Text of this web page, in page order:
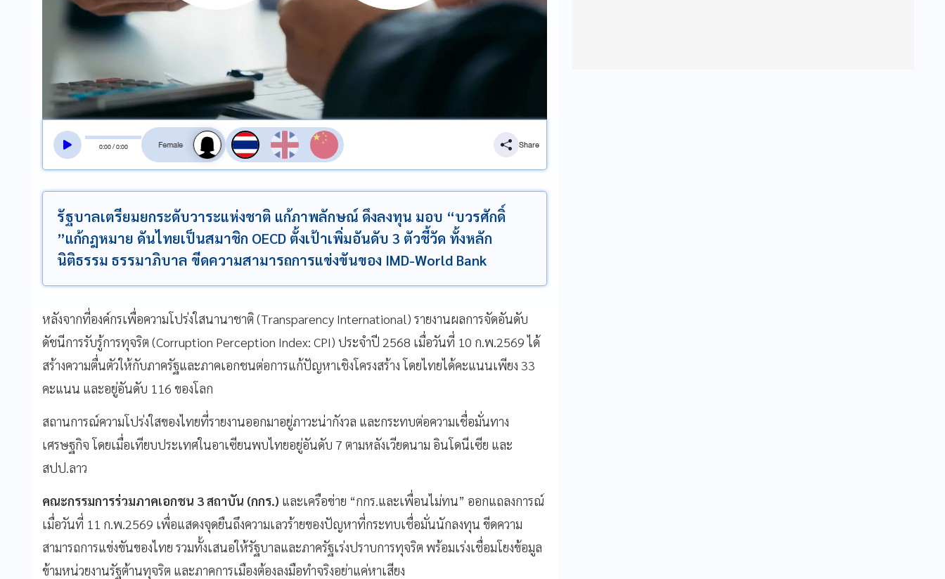
0:00/0:00
สลับเสียงอ่าน
Share
รัฐบาลเตรียมยกระดับวาระแห่งชาติ แก้ภาพลักษณ์ ดึงลงทุน มอบ “บวรศักดิ์
”แก้กฎหมาย ดันไทยเป็นสมาชิก OECD ตั้งเป้าเพิ่มอันดับ 3 ตัวชี้วัด ทั้งหลัก
นิติธรรม ธรรมาภิบาล ขีดความสามารถการแข่งขันของ IMD-World Bank
หลังจากที่องค์กรเพื่อความโปร่งใสนานาชาติ (Transparency International) รายงานผลการจัดอันดับ
ดัชนีการรับรู้การทุจริต (Corruption Perception Index: CPI) ประจำปี 2568 เมื่อวันที่ 10 ก.พ.2569 ได้
สร้างความตื่นตัวให้กับภาครัฐและภาคเอกชนต่อการแก้ปัญหาเชิงโครงสร้าง โดยไทยได้คะแนนเพียง 33
คะแนน และอยู่อันดับ 116 ของโลก
สถานการณ์ความโปร่งใสของไทยที่รายงานออกมาอยู่ภาวะน่ากังวล และกระทบต่อความเชื่อมั่นทาง
เศรษฐกิจ โดยเมื่อเทียบประเทศในอาเซียนพบไทยอยู่อันดับ 7 ตามหลังเวียดนาม อินโดนีเซีย และ
สปป.ลาว
คณะกรรมการร่วมภาคเอกชน 3 สถาบัน (กกร.) และเครือข่าย “กกร.และเพื่อนไม่ทน” ออกแถลงการณ์
เมื่อวันที่ 11 ก.พ.2569 เพื่อแสดงจุดยืนถึงความเลวร้ายของปัญหาที่กระทบเชื่อมั่นนักลงทุน ขีดความ
สามารถการแข่งขันของไทย รวมทั้งเสนอให้รัฐบาลและภาครัฐเร่งปราบการทุจริต พร้อมเร่งเชื่อมโยงข้อมูล
ข้ามหน่วยงานรัฐต้านทุจริต และภาคการเมืองต้องลงมือทำจริงอย่าแค่หาเสียง